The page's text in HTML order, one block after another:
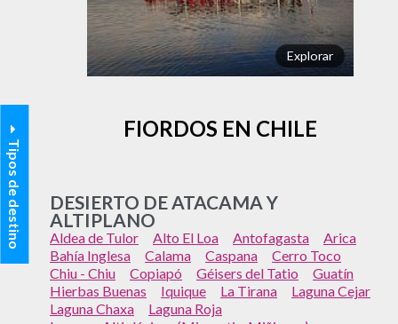
Explorar
Tipos de destino
FIORDOS EN CHILE
DESIERTO DE ATACAMA Y
ALTIPLANO
Aldea de Tulor Alto El Loa Antofagasta
Arica
Bahía Inglesa
Calama Caspana
Cerro Toco
Chiu - Chiu
Copiapó Géisers del Tatio
Guatín
Hierbas Buenas
Iquique La Tirana
Laguna Cejar
Laguna Chaxa
Laguna Roja